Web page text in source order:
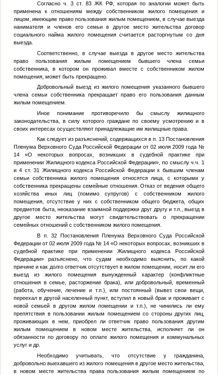
Согласно ч. 3 ст. 83 ЖК РФ, которая по аналогии может быть
применена к отношениям между собственником жилого помещения и
лицом, имеющим право пользования жилым помещением, в случае выезда
нанимателя и членов его семьи в другое место жительства договор
социального найма жилого помещения считается расторгнутым со дня
выезда.
Соответственно, в случае выезда в другое место жительства
право пользования жилым помещением бывшего члена семьи
собственника, в котором он проживал вместе с собственником жилом
помещения, может быть прекращено.
Добровольный выезд из жилого помещения указанного бывшего
члена семьи собственника прекращает право его пользования данным
жилым помещением.
Иное понимание противоречило бы смыслу жилищного
законодательства, в силу которого граждане по своему усмотрению и в
своих интересах осуществляют принадлежащие им жилищные права.
Как следует из разъяснений, содержащихся в п. 13 Постановления
Пленума Верховного Суда Российской Федерации от 02 июля 2009 года №
14 «О некоторых вопросах, возникших в судебной практике при
применении Жилищного кодекса Российской Федерации», по смыслу ч.ч. 1
и 4 ст. 31 Жилищного кодекса Российской Федерации к бывшим членам
семьи собственника жилого помещения относятся лица, с которыми у
собственника прекращены семейные отношения. Отказ от ведения общего
хозяйства иных лиц (помимо супругов) с собственником жилого
помещения, отсутствие у них с собственником общего бюджета, общих
предметов быта, неоказание взаимной поддержки друг другу и т.п., выезд в
другое место жительства могут свидетельствовать о прекращении
семейных отношений с собственником жилого помещения.
В п. 32 Постановления Пленума Верховного Суда Российской
Федерации от 02 июля 2009 года № 14 «О некоторых вопросах, возникших в
судебной практике при применении Жилищного кодекса Российской
Федерации» разъяснено, что судам необходимо выяснить, по какой
причине и как долго ответчик отсутствует в жилом помещении, носит ли его
выезд из жилого помещения вынужденный характер (конфликтные
отношения в семье, расторжение брака), или добровольный, временный
(работа, обучение, лечение и т.п.), или постоянный (вывез свои вещи,
переехал в другой населенный пункт, вступил в новый брак и проживает с
новой семьей в другом жилом помещении и т.п.), не чинились ли ему
препятствия в пользовании жилым помещением со стороны других лиц,
проживающих в нем, приобрел ли ответчик право пользования другим
жилым помещением в новом месте жительства, исполняет ли он
обязанности по договору по оплате жилого помещения и коммунальных
услуг и др.
Необходимо учитывать, что отсутствие у гражданина,
добровольно выехавшего из жилого помещения в другое место жительства,
в новом месте жительства права пользования жилым помещением по